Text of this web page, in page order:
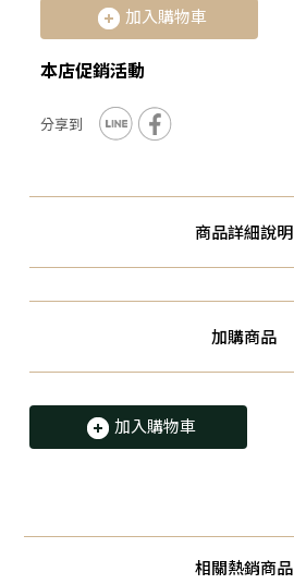
加入購物車
本店促銷活動
商品詳細說明
加購商品
加入購物車
相關熱銷商品